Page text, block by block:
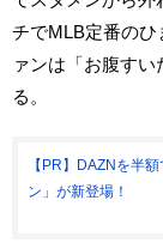
チでMLB定番のひ
ァンは「お腹す
る。
【PR】DAZNを半
ン」が新登場！